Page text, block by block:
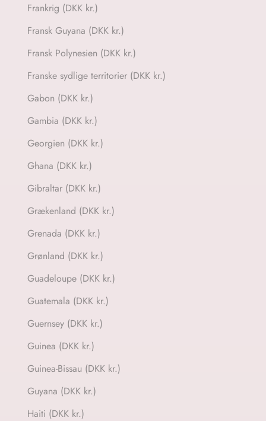
Frankrig (DKK kr.)
Fransk Guyana (DKK kr.)
Fransk Polynesien (DKK kr.)
Franske sydlige territorier (DKK kr.)
Gabon (DKK kr.)
Gambia (DKK kr.)
Georgien (DKK kr.)
Ghana (DKK kr.)
Gibraltar (DKK kr.)
Grækenland (DKK kr.)
Grenada (DKK kr.)
Grønland (DKK kr.)
Guadeloupe (DKK kr.)
Guatemala (DKK kr.)
Guernsey (DKK kr.)
Guinea (DKK kr.)
Guinea-Bissau (DKK kr.)
Guyana (DKK kr.)
Haiti (DKK kr.)